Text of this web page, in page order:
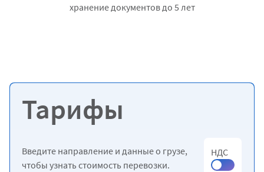
хранение документов до 5 лет
Тарифы
Введите направление и данные о грузе,
чтобы узнать стоимость перевозки.
НДС